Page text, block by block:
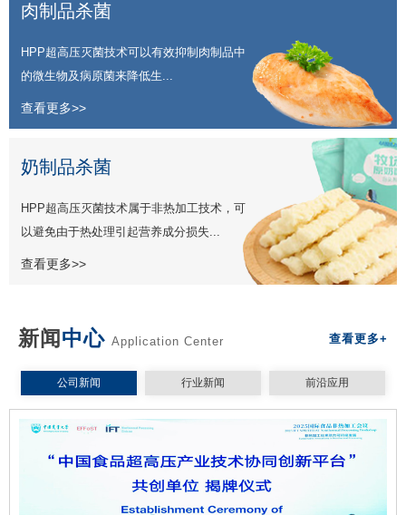
肉制品杀菌
HPP超高压灭菌技术可以有效抑制肉制品中
的微生物及病原菌来降低生...
查看更多>>
奶制品杀菌
HPP超高压灭菌技术属于非热加工技术，可
以避免由于热处理引起营养成分损失...
查看更多>>
新闻中心 Application Center 查看更多+
公司新闻 行业新闻 前沿应用